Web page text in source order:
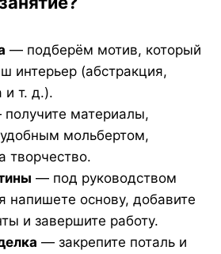
— подберём мотив, который
интерьер (абстракция,
и т. д.).
материалы,
удобным мольбертом,
творчество.
— под руководством
напишете основу, добавите
и завершите работу.
— закрепите поталь и